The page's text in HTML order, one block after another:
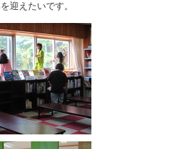
迎えたいです。